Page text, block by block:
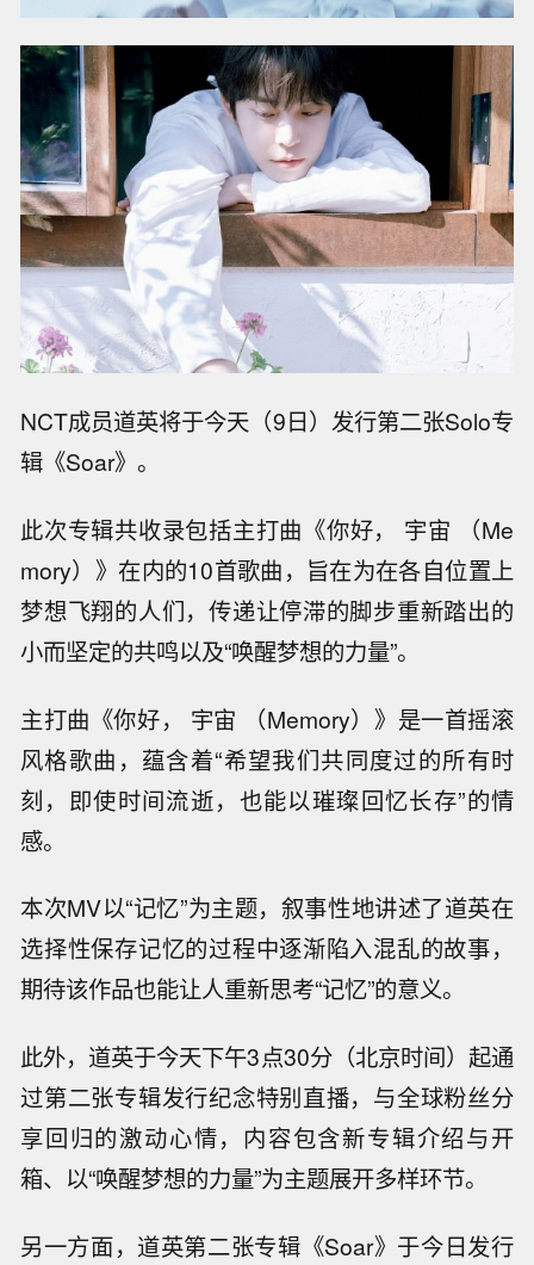
NCT成员道英将于今天（9日）发行第二张Solo专
辑《Soar》。
此次专辑共收录包括主打曲《你好， 宇宙 （Me
mory）》在内的10首歌曲，旨在为在各自位置上
梦想飞翔的人们，传递让停滞的脚步重新踏出的
小而坚定的共鸣以及“唤醒梦想的力量”。
主打曲《你好， 宇宙 （Memory）》是一首摇滚
风格歌曲，蕴含着“希望我们共同度过的所有时
刻，即使时间流逝，也能以璀璨回忆长存”的情
感。
本次MV以“记忆”为主题，叙事性地讲述了道英在
选择性保存记忆的过程中逐渐陷入混乱的故事，
期待该作品也能让人重新思考“记忆”的意义。
此外，道英于今天下午3点30分（北京时间）起通
过第二张专辑发行纪念特别直播，与全球粉丝分
享回归的激动心情，内容包含新专辑介绍与开
箱、以“唤醒梦想的力量”为主题展开多样环节。
另一方面，道英第二张专辑《Soar》于今日发行